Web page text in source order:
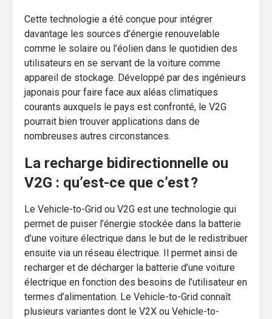
Cette technologie a été conçue pour intégrer
davantage les sources d’énergie renouvelable
comme le solaire ou l’éolien dans le quotidien des
utilisateurs en se servant de la voiture comme
appareil de stockage. Développé par des ingénieurs
japonais pour faire face aux aléas climatiques
courants auxquels le pays est confronté, le V2G
pourrait bien trouver applications dans de
nombreuses autres circonstances.
La recharge bidirectionnelle ou
V2G : qu’est-ce que c’est ?
Le Vehicle-to-Grid ou V2G est une technologie qui
permet de puiser l’énergie stockée dans la batterie
d’une voiture électrique dans le but de le redistribuer
ensuite via un réseau électrique. Il permet ainsi de
recharger et de décharger la batterie d’une voiture
électrique en fonction des besoins de l’utilisateur en
termes d’alimentation. Le Vehicle-to-Grid connaît
plusieurs variantes dont le V2X ou Vehicle-to-